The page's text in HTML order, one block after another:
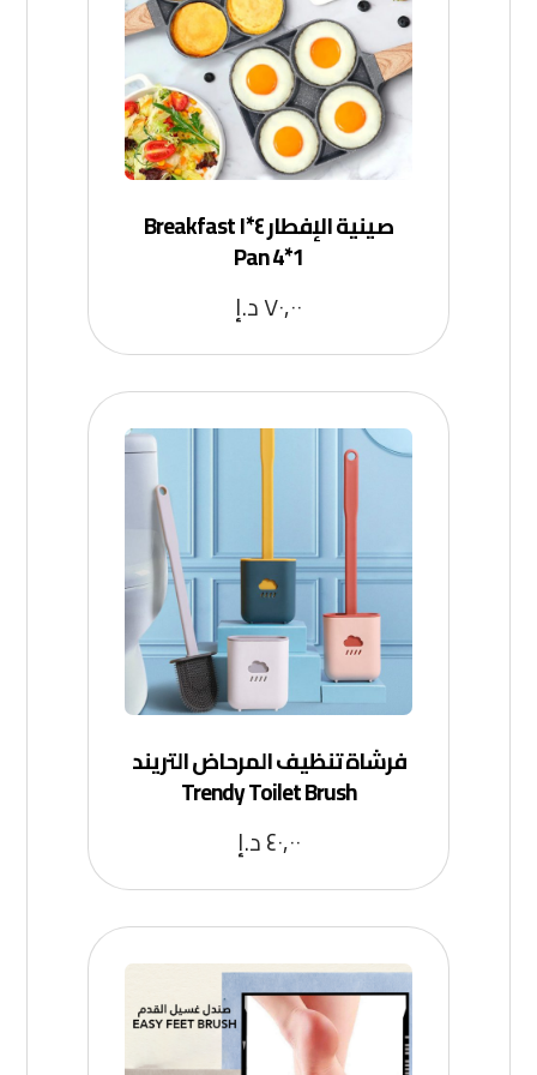
صينية الإفطار ٤*١ Breakfast
Pan 4*1
٧٠,٠٠د.إ
فرشاة تنظيف المرحاض التريند
Trendy Toilet Brush
٤٠,٠٠د.إ